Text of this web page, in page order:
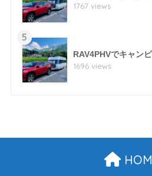
1767 views
5
RAV4PHVでキャン
1696 views